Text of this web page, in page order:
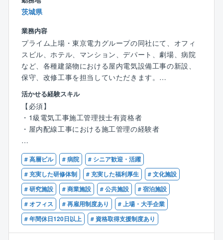
■消防の検査、施主検査の後、完成図書等の書類を作成
して客先に引渡し
火災から人命と財産を守るための設備であるため、施
工管理の技術者には高い管理能力と施工品質が求めら
れますが、同社の施工の完成度は、その納期順守とと
もに業界内外できわめて高く評価されています。その
ために、同社では研修制度やライセンス報奨制度など
を用意して、消防設備士資格取得など技術者育成に力
を入れており、現在、約1300名の消防設備士が活躍し
ています。
【案件について】
5万㎡を超える大規模物件から中小規模まで、工期数カ
月から1年を越え。
大規模物件(5万㎡超え)から中小規模物件まで様々な物
件の施工管理を行っています。
施工期間は、現場の規模により数カ月から1年超えとな
る場合もあり、その規模によって施工管理技術者の数
も2人から6人程度までと様々です。
茨城県
業務内容
プライム上場・東京電力グループの同社にて、オフィ
スビル、ホテル、マンション、デパート、劇場、病院
など、各種建築物における屋内電気設備工事の新設、
保守、改修工事を担当していただきます。
■入社準備金・入社一時金導入！
＜入社準備金＞入社日の前日に30万円の支給
＜入社一時金＞支給日：賞与支給日（6/15・12/10）
（例）支給額：基本給の2.5ヶ月分（在籍期間で按分有
り）
■勤務地：東関東営業本部
千葉支店、茨城支店いずれかにて勤務
■同社の魅力
・案件数が多いため、ご経験に合った案件から挑戦
し、徐々にキャリアアップできる環境です。
活かせる経験スキル
【必須】
・1級電気工事施工管理技士有資格者
・屋内配線工事における施工管理の経験者
【歓迎】
・現場代理人の経験者
・第三種電気主任技術者有資格者、建築設備士、技術
士補、技術士等の高位資格をお持ちの方歓迎
# 高層ビル # 病院
# シニア歓迎・活躍
# 充実した研修体制
# 充実した福利厚生
# 文化施設
# 研究施設
# 商業施設 # 公共施設
# 宿泊施設
# オフィス
# 再雇用制度あり
# 上場・大手企業
# 年間休日120日以上
# 資格取得支援制度あり